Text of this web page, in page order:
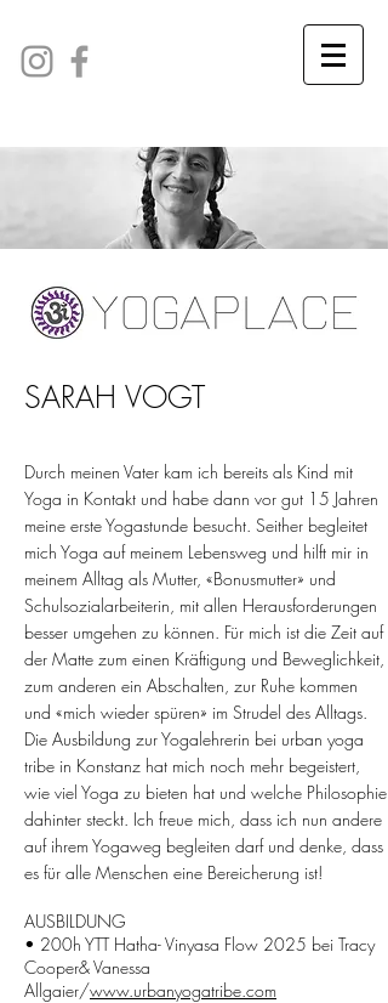
SARAH VOGT
Durch meinen Vater kam ich bereits als Kind mit
Yoga in Kontakt und habe dann vor gut 15 Jahren
meine erste Yogastunde besucht. Seither begleitet
mich Yoga auf meinem Lebensweg und hilft mir in
meinem Alltag als Mutter, «Bonusmutter» und
Schulsozialarbeiterin, mit allen Herausforderungen
besser umgehen zu können. Für mich ist die Zeit auf
der Matte zum einen Kräftigung und Beweglichkeit,
zum anderen ein Abschalten, zur Ruhe kommen
und «mich wieder spüren» im Strudel des Alltags.
Die Ausbildung zur Yogalehrerin bei urban yoga
tribe in Konstanz hat mich noch mehr begeistert,
wie viel Yoga zu bieten hat und welche Philosophie
dahinter steckt. Ich freue mich, dass ich nun andere
auf ihrem Yogaweg begleiten darf und denke, dass
es für alle Menschen eine Bereicherung ist!
AUSBILDUNG
• 200h YTT Hatha- Vinyasa Flow 2025 bei Tracy
Cooper& Vanessa
Allgaier/www.urbanyogatribe.com